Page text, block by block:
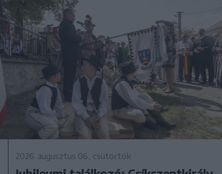
2026. augusztus 06., csütörtök